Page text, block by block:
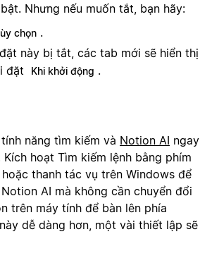
Nhưng nếu muốn tắt, bạn hãy:
chọn .
này bị tắt, các tab mới sẽ hiển thị
đặt
Khi khởi động .
năng tìm kiếm và Notion AI ngay
hoạt Tìm kiếm lệnh bằng phím
thanh tác vụ trên Windows để
AI mà không cần chuyển đổi
trên máy tính để bàn lên phía
dễ dàng hơn, một vài thiết lập sẽ